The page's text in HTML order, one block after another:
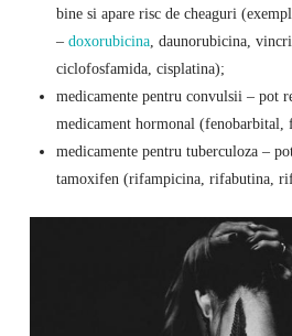
bine si apare risc de cheaguri
– doxorubicina, daunorubicina,
ciclofosfamida, cisplatina);
medicamente pentru convulsii – pot
medicament hormonal
medicamente pentru tuberculoza –
tamoxifen (rifampicina, rifabutina,